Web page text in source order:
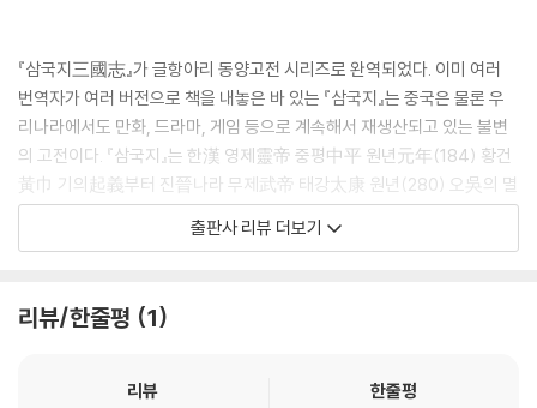
『삼국지三國志』가 글항아리 동양고전 시리즈로 완역되었다. 이미 여러
번역자가 여러 버전으로 책을 내놓은 바 있는 『삼국지』는 중국은 물론 우
리나라에서도 만화, 드라마, 게임 등으로 계속해서 재생산되고 있는 불변
의 고전이다. 『삼국지』는 한漢 영제靈帝 중평中平 원년元年(184) 황건
黃巾 기의起義부터 진晉나라 무제武帝 태강太康 원년(280) 오吳의 멸
망까지 100년에 가까운 역사를 배경으로 하는 소설이며, 동시에 사람들에
게 가장 많이 읽히는 중국 고전소설이다.
로 유행하고 보편적으로 읽히는 세칭 ‘모종강본毛宗崗本’ 120회본이다.
沈伯俊 교리)를 저본으로 삼고, 부가적으로 2013년 런민문학출판사人
출판사 리뷰 더보기
리뷰/한줄평 1
리뷰
한줄평